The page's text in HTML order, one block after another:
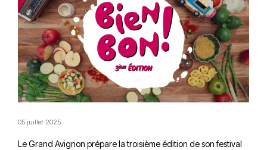
05 juillet 2025
Le Grand Avignon prépare la troisième édition de son festival